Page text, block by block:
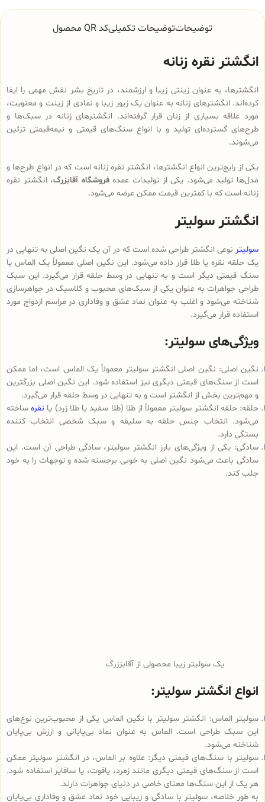
توضیحاتتوضیحات تکمیلیکد QR محصول
انگشتر نقره زنانه
انگشترها، به عنوان زینتی زیبا و ارزشمند، در تاریخ بشر نقش مهمی را ایفا
کرده‌اند. انگشترهای زنانه به عنوان یک زیور زیبا و نمادی از زینت و معنویت،
مورد علاقه بسیاری از زنان قرار گرفته‌اند. انگشترهای زنانه در سبک‌ها و
طرح‌های گسترده‌ای تولید و با انواع سنگ‌های قیمتی و نیمه‌قیمتی تزئین
می‌شوند.
یکی از رایج‌ترین انواع انگشترها، انگشتر نقره زنانه است که در انواع طرح‌ها و
مدل‌ها تولید می‌شود. یکی از تولیدات عمدهفروشگاه آقابزرگ، انگشتر نقره
زنانه است که با کمترین قیمت ممکن عرضه می‌شود.
انگشتر سولیتر
سولیتر نوعی انگشتر طراحی شده است که در آن یک نگین اصلی به تنهایی در
یک حلقه نقره یا طلا قرار داده می‌شود. این نگین اصلی معمولاً یک الماس یا
سنگ قیمتی دیگر است و به تنهایی در وسط حلقه قرار می‌گیرد. این سبک
طراحی جواهرات به عنوان یکی از سبک‌های محبوب و کلاسیک در جواهرسازی
شناخته می‌شود و اغلب به عنوان نماد عشق و وفاداری در مراسم ازدواج مورد
استفاده قرار می‌گیرد.
ویژگی‌های سولیتر:
نگین اصلی: نگین اصلی انگشتر سولیتر معمولاً یک الماس است، اما ممکن
است از سنگ‌های قیمتی دیگری نیز استفاده شود. این نگین اصلی بزرگترین
و مهم‌ترین بخش از انگشتر است و به تنهایی در وسط حلقه قرار می‌گیرد.
حلقه: حلقه انگشتر سولیتر معمولاً از طلا (طلا سفید یا طلا زرد) یا نقره ساخته
می‌شود. انتخاب جنس حلقه به سلیقه و سبک شخصی انتخاب کننده
بستگی دارد.
سادگی: یکی از ویژگی‌های بارز انگشتر سولیتر، سادگی طراحی آن است. این
سادگی باعث می‌شود نگین اصلی به خوبی برجسته شده و توجهات را به خود
جلب کند.
یک سولیتر زیبا محصولی از آقابززرگ
انواع انگشتر سولیتر:
سولیتر الماس: انگشتر سولیتر با نگین الماس یکی از محبوب‌ترین نوع‌های
این سبک طراحی است. الماس به عنوان نماد بی‌پایانی و ارزش بی‌پایان
شناخته می‌شود.
سولیتر با سنگ‌های قیمتی دیگر: علاوه بر الماس، در انگشتر سولیتر ممکن
است از سنگ‌های قیمتی دیگری مانند زمرد، یاقوت، یا سافایر استفاده شود.
هر یک از این سنگ‌ها معنای خاصی در دنیای جواهرات دارند.
به طور خلاصه، سولیتر با سادگی و زیبایی خود نماد عشق و وفاداری بی‌پایان